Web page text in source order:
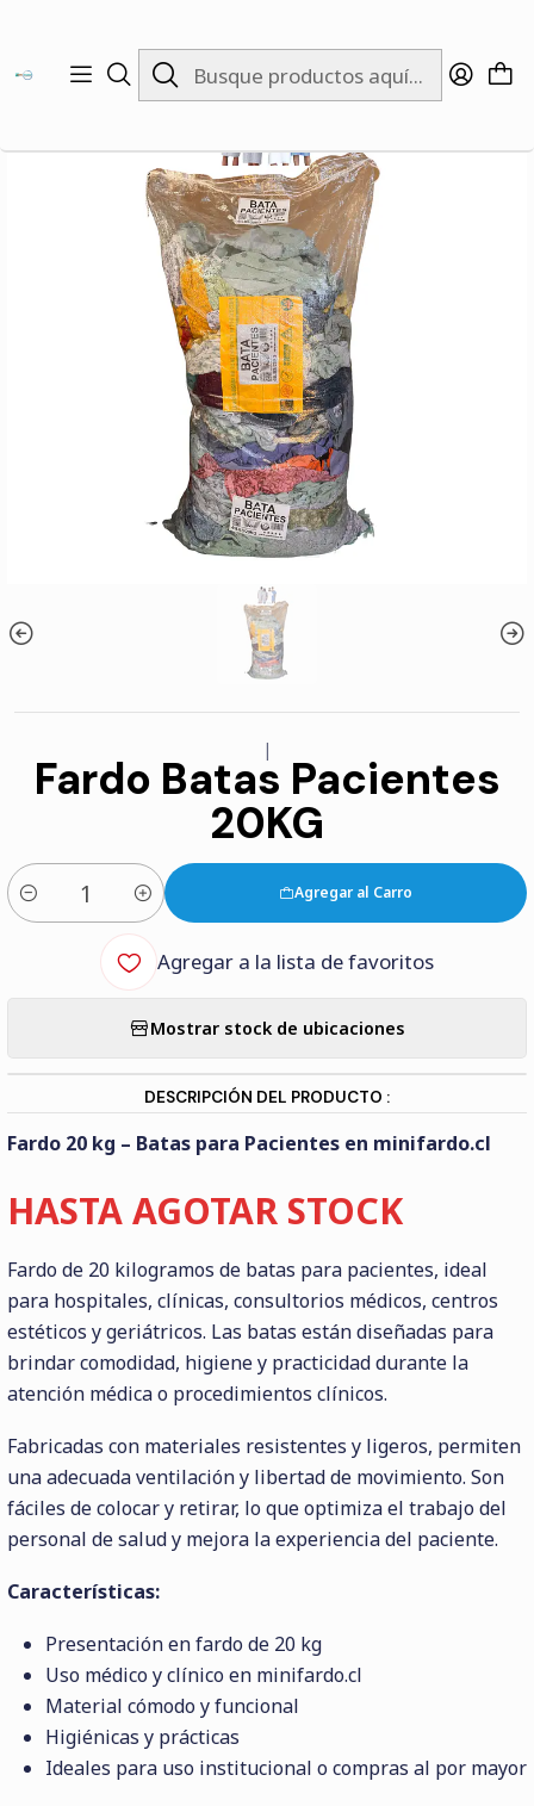
|
Fardo Batas Pacientes
20KG
Cantidad
Agregar al Carro
Agregar a la lista de favoritos
Mostrar stock de ubicaciones
DESCRIPCIÓN DEL PRODUCTO :
Fardo 20 kg – Batas para Pacientes en minifardo.cl
HASTA AGOTAR STOCK
Fardo de 20 kilogramos de batas para pacientes, ideal
para hospitales, clínicas, consultorios médicos, centros
estéticos y geriátricos. Las batas están diseñadas para
brindar comodidad, higiene y practicidad durante la
atención médica o procedimientos clínicos.
Fabricadas con materiales resistentes y ligeros, permiten
una adecuada ventilación y libertad de movimiento. Son
fáciles de colocar y retirar, lo que optimiza el trabajo del
personal de salud y mejora la experiencia del paciente.
Características:
Presentación en fardo de 20 kg
Uso médico y clínico en minifardo.cl
Material cómodo y funcional
Higiénicas y prácticas
Ideales para uso institucional o compras al por mayor